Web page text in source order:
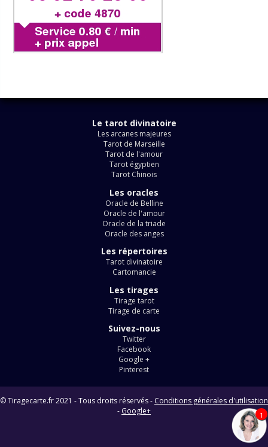
Le tarot divinatoire
Les arcanes majeures
Tarot de Marseille
Tarot de l'amour
Tarot égyptien
Tarot Chinois
Les oracles
Oracle de Belline
Oracle de l'amour
Oracle de la triade
Oracle des anges
Les répertoires
Tarot divinatoire
Cartomancie
Les tirages
Tirage tarot
Tirage de carte
Suivez-nous
Twitter
Facebook
Google +
Pinterest
© Tiragecarte.fr 2021 - Tous droits réservés - Conditions générales d'utilisation
- Google+ 1